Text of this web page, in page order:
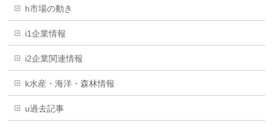
h市場の動き
i1企業情報
i2企業関連情報
k水産・海洋・森林情報
u過去記事